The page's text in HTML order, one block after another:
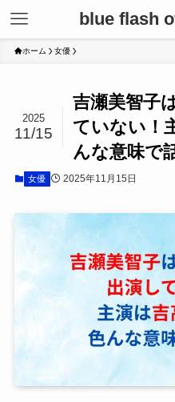
blue flash
ホーム 女優
吉瀬美智子
ていない！
んな意味で
2025
11/15
女優 2025年11月15日